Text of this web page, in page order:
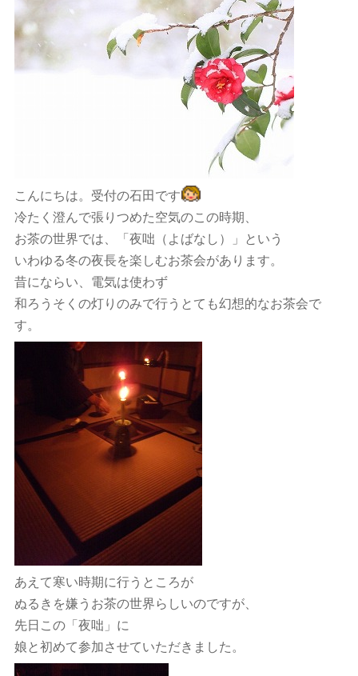
こんにちは。受付の石田です
冷たく澄んで張りつめた空気のこの時期、
お茶の世界では、「夜咄（よばなし）」という
いわゆる冬の夜長を楽しむお茶会があります。
昔にならい、電気は使わず
和ろうそくの灯りのみで行うとても幻想的なお茶会で
す。
あえて寒い時期に行うところが
ぬるきを嫌うお茶の世界らしいのですが、
先日この「夜咄」に
娘と初めて参加させていただきました。